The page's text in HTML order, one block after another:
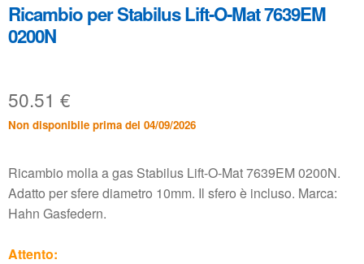
Ricambio per Stabilus Lift-O-Mat 7639EM
0200N
50.51 €
Non disponibile prima del 04/09/2026
Ricambio molla a gas Stabilus Lift-O-Mat 7639EM 0200N.
Adatto per sfere diametro 10mm. Il sfero è incluso. Marca:
Hahn Gasfedern.
Attento: